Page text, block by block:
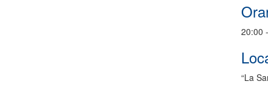
20:00
“La